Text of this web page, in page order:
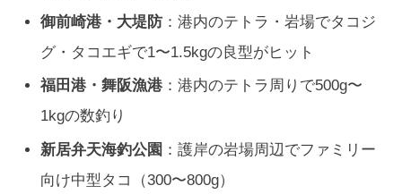
御前崎港・大堤防 ：港内のテトラ・岩場でタコジ
グ・タコエギで1〜1.5kgの良型がヒット
福田港・舞阪漁港：港内のテトラ周りで500g〜
1kgの数釣り
新居弁天海釣公園 ：護岸の岩場周辺でファミリー
向け中型タコ（300〜800g）